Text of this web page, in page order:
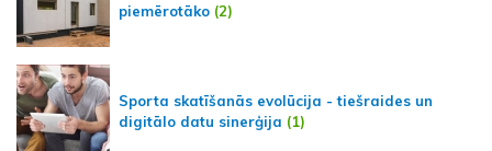
piemērotāko (2)
Sporta skatīšanās evolūcija - tiešraides un
digitālo datu sinerģija (1)